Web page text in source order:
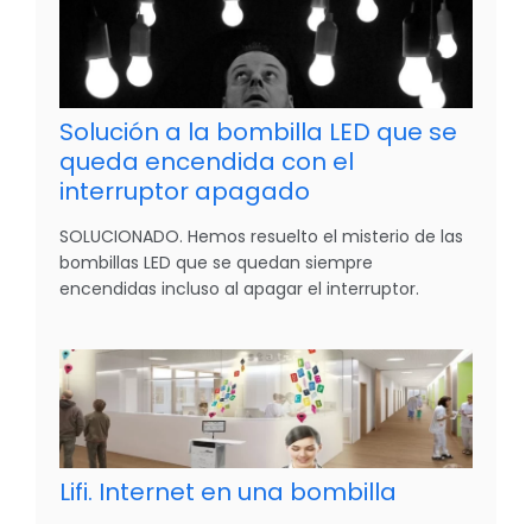
Solución a la bombilla LED que se
queda encendida con el
interruptor apagado
SOLUCIONADO. Hemos resuelto el misterio de las
bombillas LED que se quedan siempre
encendidas incluso al apagar el interruptor.
Lifi. Internet en una bombilla